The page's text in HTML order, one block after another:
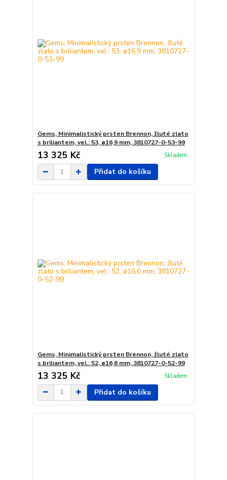
Gems, Minimalistický prsten Brennon, žluté zlato
s briliantem, vel.: 53, ø16,9 mm, 3810727-0-53-99
13 325 Kč Skladem
Přidat do košíku
Gems, Minimalistický prsten Brennon, žluté zlato
s briliantem, vel.: 52, ø16,6 mm, 3810727-0-52-99
13 325 Kč Skladem
Přidat do košíku